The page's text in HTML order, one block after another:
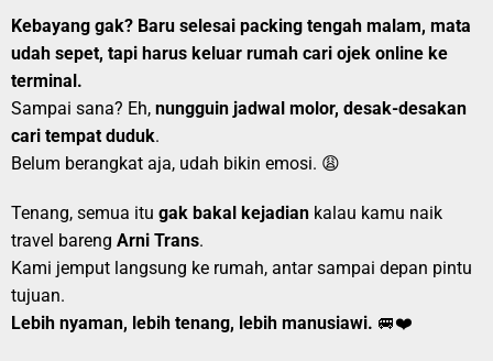
Kebayang gak? Baru selesai packing tengah malam, mata
udah sepet, tapi harus keluar rumah cari ojek online ke
terminal.
Sampai sana? Eh, nungguin jadwal molor, desak-desakan
cari tempat duduk.
Belum berangkat aja, udah bikin emosi. 😩
Tenang, semua itu gak bakal kejadian kalau kamu naik
travel bareng Arni Trans.
Kami jemput langsung ke rumah, antar sampai depan pintu
tujuan.
Lebih nyaman, lebih tenang, lebih manusiawi. 🚐❤️